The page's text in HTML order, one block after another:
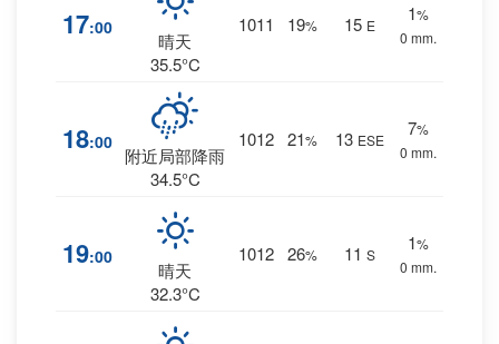
17:00
晴天
35.5°C
1011 19% 15 E
1%
0 mm.
18:00
附近局部降雨
34.5°C
1012 21% 13 ESE
7%
0 mm.
19:00
晴天
32.3°C
1012 26% 11 S
1%
0 mm.